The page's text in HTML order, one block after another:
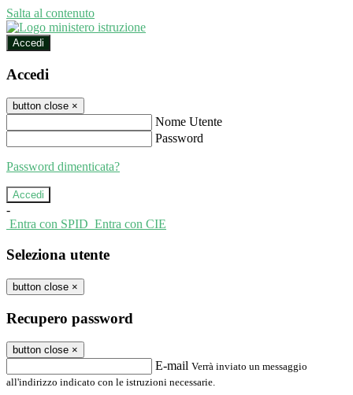
Salta al contenuto
Accedi
Accedi
button close ×
Nome Utente
Password
Password dimenticata?
-
Entra con SPID Entra con CIE
Seleziona utente
button close ×
Recupero password
button close ×
E-mail Verrà inviato un messaggio
all'indirizzo indicato con le istruzioni necessarie.